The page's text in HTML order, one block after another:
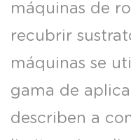
máquinas de
recubrir
máquinas se
gama de
describen a